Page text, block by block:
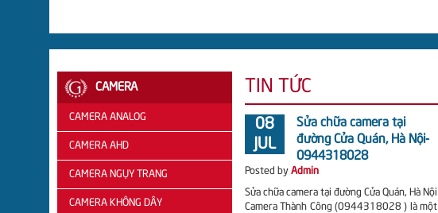
TIN TỨC
08
JUL
Sửa chữa camera tại
đường Cửa Quán, Hà Nội-
0944318028
Posted by Admin
Sửa chữa camera tại đường Cửa Quán, Hà Nội
Camera Thành Công (0944318028 ) là một
CAMERA
CAMERA ANALOG
CAMERA
QUESTEK
CAMERA
CAMERA AHD
CAMERA
AHD
CAMERA NGỤY TRANG
CAMERA KHÔNG DÂY